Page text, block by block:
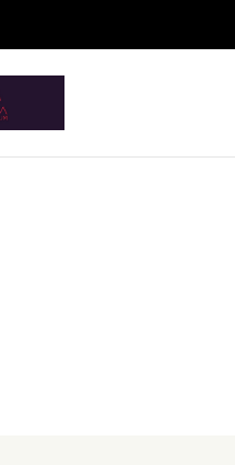
Beleza Pampa Mia
Mia